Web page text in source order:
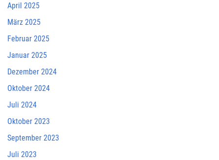
April 2025
März 2025
Februar 2025
Januar 2025
Dezember 2024
Oktober 2024
Juli 2024
Oktober 2023
September 2023
Juli 2023